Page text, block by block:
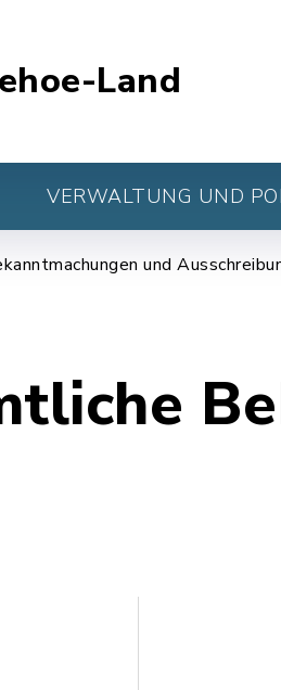
Land
VERWALTUNG UND
und